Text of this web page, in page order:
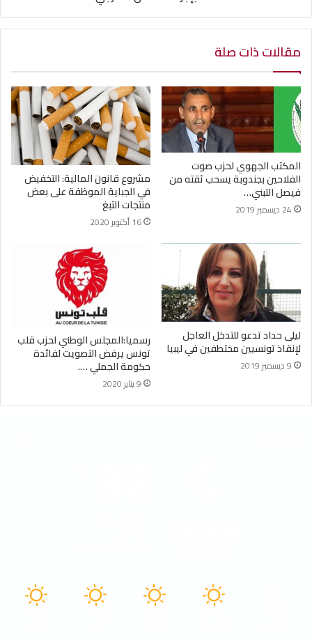
مقالات ذات صلة
المكتب الجهوي لحزب صوت
الفلاحين بجندوبة يسحب ثقته من
فيصل التبني…
24 ديسمبر 2019
مشروع قانون المالية: التخفيض
في الجباية الموظفة على بعض
منتجات التبغ
16 أكتوبر 2020
ليلى حداد تدعو للتدخل العاجل
لإنقاذ تونسيين مختطفين في ليبيا
9 ديسمبر 2019
رسميا:المجلس الوطني لحزب قلب
تونس يرفض التصويت لفائدة
حكومة الجملي ….
9 يناير 2020